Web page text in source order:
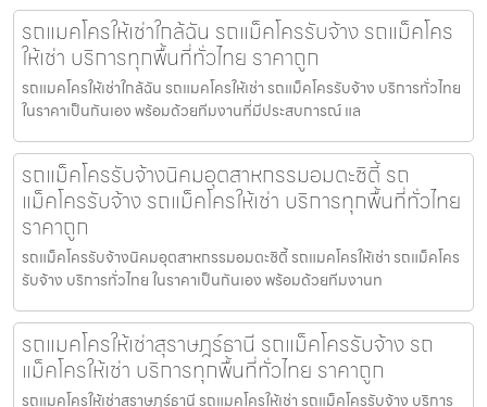
รถแมคโครให้เช่าใกล้ฉัน รถแม็คโครรับจ้าง รถแม็คโคร
ให้เช่า บริการทุกพื้นที่ทั่วไทย ราคาถูก
รถแมคโครให้เช่าใกล้ฉัน รถแมคโครให้เช่า รถแม็คโครรับจ้าง บริการทั่วไทย
ในราคาเป็นกันเอง พร้อมด้วยทีมงานที่มีประสบการณ์ แล
รถแม็คโครรับจ้างนิคมอุตสาหกรรมอมตะซิตี้ รถ
แม็คโครรับจ้าง รถแม็คโครให้เช่า บริการทุกพื้นที่ทั่วไทย
ราคาถูก
รถแม็คโครรับจ้างนิคมอุตสาหกรรมอมตะซิตี้ รถแมคโครให้เช่า รถแม็คโคร
รับจ้าง บริการทั่วไทย ในราคาเป็นกันเอง พร้อมด้วยทีมงานท
รถแมคโครให้เช่าสุราษฎร์ธานี รถแม็คโครรับจ้าง รถ
แม็คโครให้เช่า บริการทุกพื้นที่ทั่วไทย ราคาถูก
รถแมคโครให้เช่าสุราษฎร์ธานี รถแมคโครให้เช่า รถแม็คโครรับจ้าง บริการ